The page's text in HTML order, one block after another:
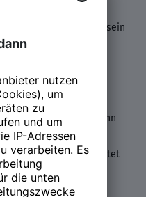
2013 bei Ullstein
Welt nicht gibt“ sowie sein
Zeiten“ sind
die Grenzen seines
Er hat an vielen
geforscht (u.a. UC
seinem Buch „Der Sinn
dem Problemfeld der
Perspektive und arbeitet
zusammen. Sein
befasst sich mit der